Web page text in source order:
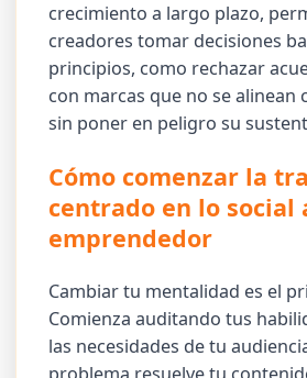
crecimiento a largo plazo,
creadores tomar decisiones
principios, como rechazar
con marcas que no se alinean
sin poner en peligro su
Cómo comenzar la
centrado en lo social
emprendedor
Cambiar tu mentalidad es el
Comienza auditando tus
las necesidades de tu
problema resuelve tu